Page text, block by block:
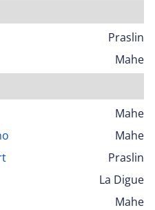
Praslin
Mahe
Mahe
Mahe
Praslin
La Digue
Mahe